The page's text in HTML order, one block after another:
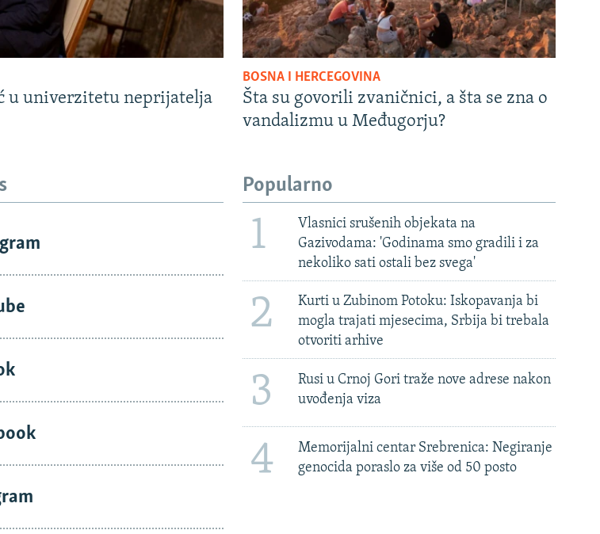
u univerzitetu neprijatelja
BOSNA I HERCEGOVINA
Šta su govorili zvaničnici, a šta se zna o
vandalizmu u Međugorju?
Popularno
1
Vlasnici srušenih objekata na
Gazivodama: 'Godinama smo gradili i za
nekoliko sati ostali bez svega'
2
Kurti u Zubinom Potoku: Iskopavanja bi
mogla trajati mjesecima, Srbija bi trebala
otvoriti arhive
3
Rusi u Crnoj Gori traže nove adrese nakon
uvođenja viza
4
Memorijalni centar Srebrenica: Negiranje
genocida poraslo za više od 50 posto